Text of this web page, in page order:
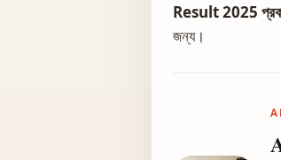
Result 2025
জন্য।